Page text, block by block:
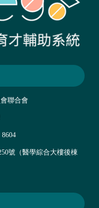
聯合會
8604
號（醫學綜合大樓後棟